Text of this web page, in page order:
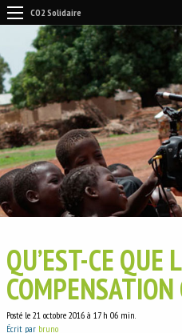
CO2 Solidaire
QU’EST-CE QUE
COMPENSATION
Posté le 21 octobre 2016 à 17 h 06 min.
Écrit par bruno